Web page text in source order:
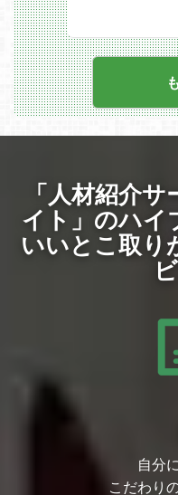
サウンド制作に
装・デバッグ
サウンド制作に
サウンドミドル
る処理の設計・
サウンド表現に
やゲームプラン
関連記事
STAFF VOICE
ンジニアの仕
てゲームの「手
ームス仕事百科】
サイマガTV：
ア編
「人材紹介
イト」のハイ
いいとこ取り
自分
こだわり